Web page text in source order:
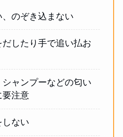
のぞき込まない
したり手で追い払お
ャンプーなどの匂い
要注意
ない